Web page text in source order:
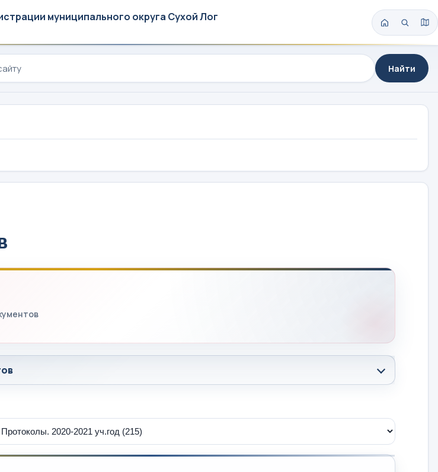
муниципального округа Сухой Лог
Найти